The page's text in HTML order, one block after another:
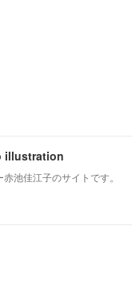
illustration
池佳江子のサイトです。